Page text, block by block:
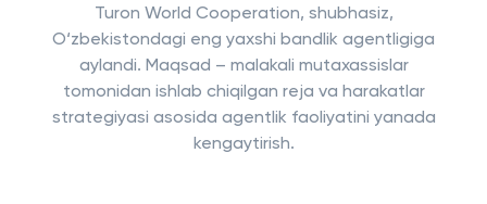
Turon World Cooperation, shubhasiz,
O‘zbekistondagi eng yaxshi bandlik agentligiga
aylandi. Maqsad – malakali mutaxassislar
tomonidan ishlab chiqilgan reja va harakatlar
strategiyasi asosida agentlik faoliyatini yanada
kengaytirish.